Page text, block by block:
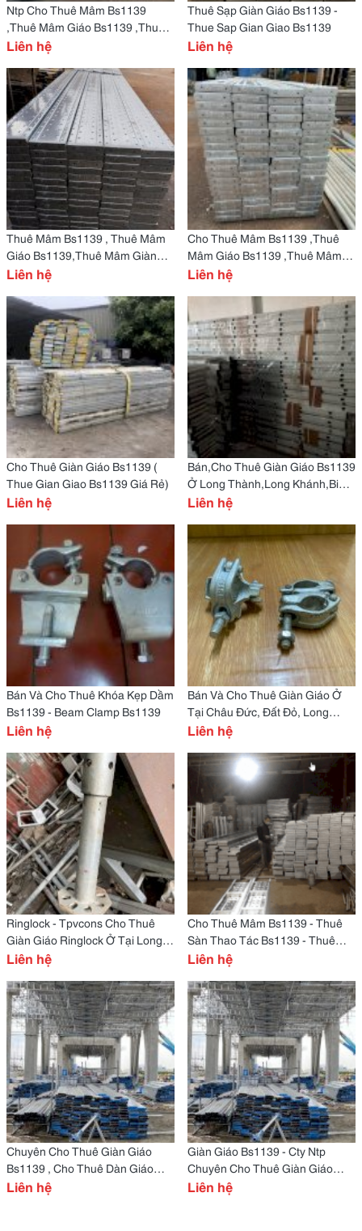
Ntp Cho Thuê Mâm Bs1139
,Thuê Mâm Giáo Bs1139 ,Thuê
Mâm Giàn Giáo Bs1139
Liên hệ
Thuê Sạp Giàn Giáo Bs1139 -
Thue Sap Gian Giao Bs1139
Liên hệ
Thuê Mâm Bs1139 , Thuê Mâm
Giáo Bs1139,Thuê Mâm Giàn
Giáo Bs1139, Thuê Sạp
Liên hệ
Cho Thuê Mâm Bs1139 ,Thuê
Mâm Giáo Bs1139 ,Thuê Mâm
Giàn Giáo Bs1139,Thuê Sạp
Liên hệ
Cho Thuê Giàn Giáo Bs1139 (
Thue Gian Giao Bs1139 Giá Rẻ)
Liên hệ
Bán,Cho Thuê Giàn Giáo Bs1139
Ở Long Thành,Long Khánh,Biên
Hòa,Nhơn Trạch
Liên hệ
Bán Và Cho Thuê Khóa Kẹp Dầm
Bs1139 - Beam Clamp Bs1139
Liên hệ
Bán Và Cho Thuê Giàn Giáo Ở
Tại Châu Đức, Đất Đỏ, Long
Điền, Xuyên Mộc, Vũng Tàu,Phú
Liên hệ
Ringlock - Tpvcons Cho Thuê
Giàn Giáo Ringlock Ở Tại Long
Thành,Đồng Nai
Liên hệ
Cho Thuê Mâm Bs1139 - Thuê
Sàn Thao Tác Bs1139 - Thuê
Sạp Giáo Bs1139
Liên hệ
Chuyên Cho Thuê Giàn Giáo
Bs1139 , Cho Thuê Dàn Giáo
Bs1139 Giá Rẻ
Liên hệ
Giàn Giáo Bs1139 - Cty Ntp
Chuyên Cho Thuê Giàn Giáo
Bs1139 : Ống, Cùm, Mâm
Liên hệ